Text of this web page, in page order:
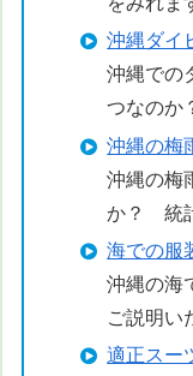
沖縄ダイ
沖縄での
つなのか
沖縄の梅
沖縄の梅
か？ 統
海での服
沖縄の海
ご説明い
適正スー